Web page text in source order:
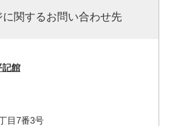
に関するお問い合わせ先
記館
目7番3号